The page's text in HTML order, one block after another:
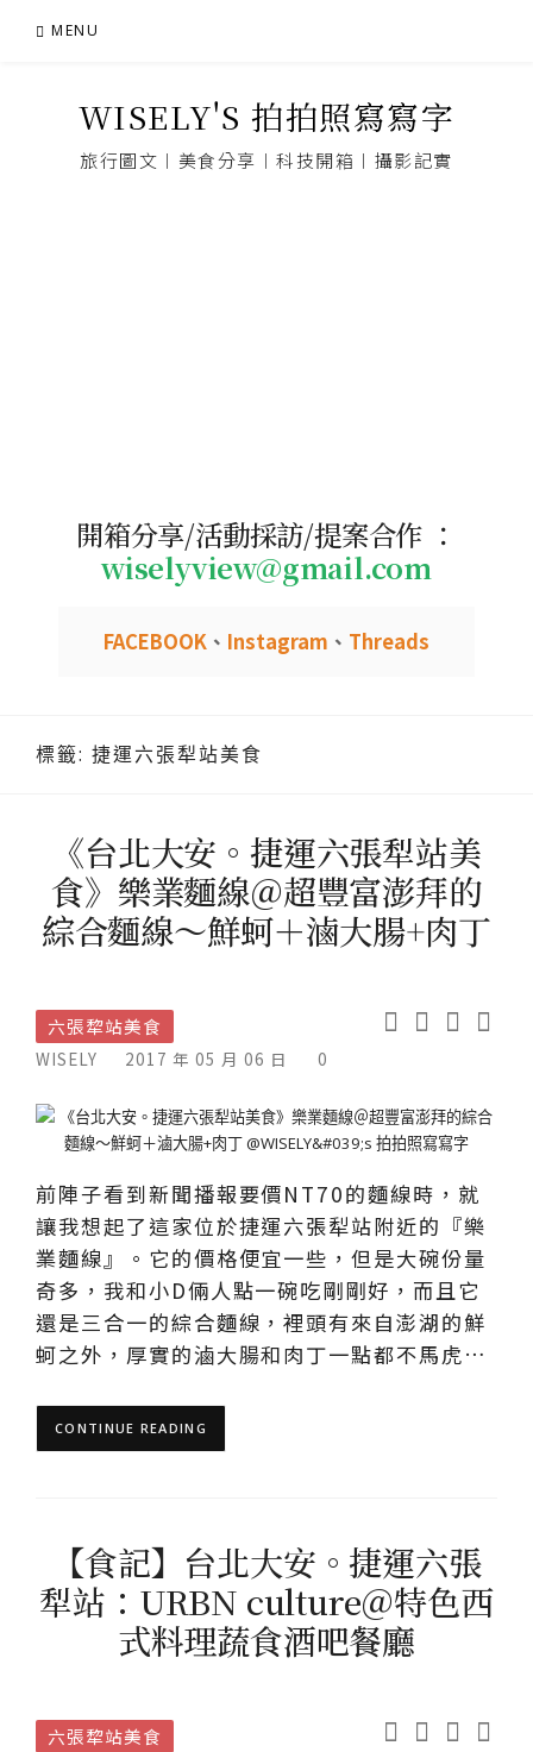
MENU
WISELY'S 拍拍照寫寫字
旅行圖文︱美食分享︱科技開箱︱攝影記實
開箱分享/活動採訪/提案合作 ：
wiselyview@gmail.com
FACEBOOK 、 Instagram 、 Threads
標籤: 捷運六張犁站美食
《台北大安。捷運六張犁站美
食》樂業麵線＠超豐富澎拜的
綜合麵線～鮮蚵＋滷大腸+肉丁
六張犂站美食
WISELY 2017 年 05 月 06 日 0
前陣子看到新聞播報要價NT70的麵線時，就
讓我想起了這家位於捷運六張犁站附近的『樂
業麵線』。它的價格便宜一些，但是大碗份量
奇多，我和小D倆人點一碗吃剛剛好，而且它
還是三合一的綜合麵線，裡頭有來自澎湖的鮮
蚵之外，厚實的滷大腸和肉丁一點都不馬虎…
CONTINUE READING
【食記】台北大安。捷運六張
犁站：URBN culture＠特色西
式料理蔬食酒吧餐廳
六張犂站美食